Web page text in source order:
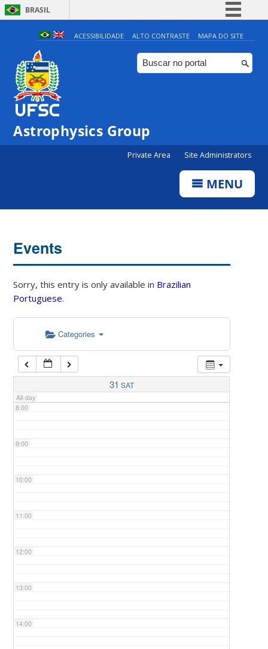
BRASIL
Simplifique!
Comunica BR
Participe
ACESSIBILIDADE ALTO CONTRASTE MAPA DO SITE
Astrophysics Group
Private Area Site Administrators
MENU
Events
Sorry, this entry is only available in Brazilian
Portuguese.
Categories
31 SAT
All-day
4:00
5:00
7:00
8:00
9:00
10:00
11:00
12:00
13:00
14:00